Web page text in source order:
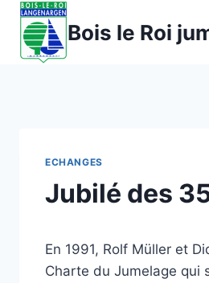
Aller
contenu
Bois le Roi
ECHANGES
Jubilé des
En 1991, Rolf Müller et
Charte du Jumelage qui